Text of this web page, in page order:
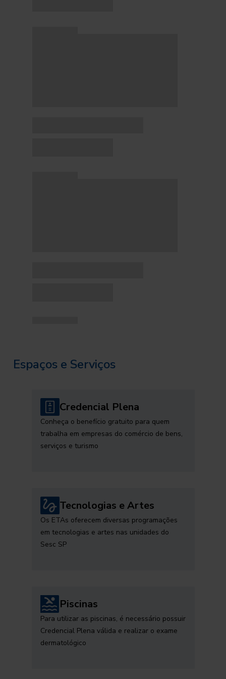
Espaços e Serviços
Credencial Plena
Conheça o benefício gratuito para quem
trabalha em empresas do comércio de bens,
serviços e turismo
Tecnologias e Artes
Os ETAs oferecem diversas programações
em tecnologias e artes nas unidades do
Sesc SP
Piscinas
Para utilizar as piscinas, é necessário possuir
Credencial Plena válida e realizar o exame
dermatológico